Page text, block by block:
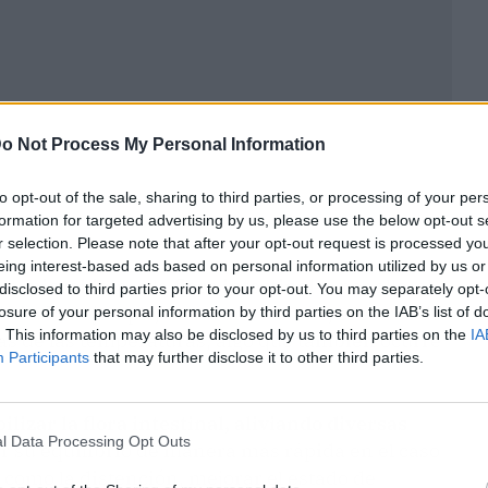
Not Process My Personal Information
opt-out of the sale, sharing to third parties, or processing of your
for targeted advertising by us, please use the below opt-out
selection. Please note that after your opt-out request is processed
interest-based ads based on personal information utilized by us
to third parties prior to your opt-out. You may separately
of your personal information by third parties on the IAB’s list of
This information may also be disclosed by us to third parties on the
Participants that may further disclose it to other third parties.
Data Processing Opt Outs
lamicrobiota, a laflora intestinaly, por ello, al
Por ejemplo, de verano a otoño, el estrés de
de las temperaturas, algo que también ocurre
la flora intestinal, aliviando diversas
su equilibrio de manera más rápida en el caso
la distención, mejorar el estado de